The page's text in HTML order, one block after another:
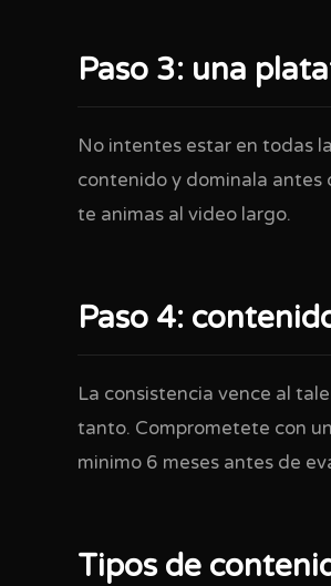
Paso 3: una
No intentes estar en todas
contenido y dominala antes
te animas al video largo.
Paso 4:
La consistencia vence al
tanto. Comprometete con
minimo 6 meses antes de
Tipos de